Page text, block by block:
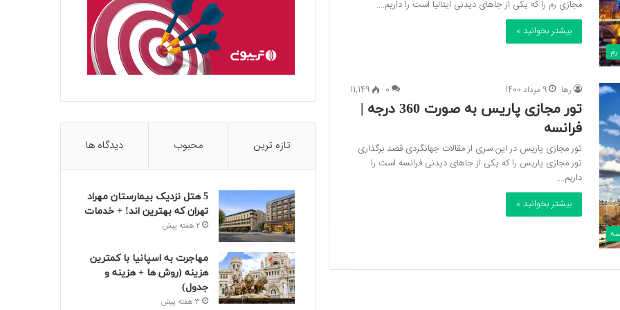
رم
مجازی رم را که یکی از جاهای دیدنی ایتالیا است را داریم.…
بیشتر بخوانید »
رها 9 مرداد 1400 0
11,149
تور مجازی پاریس به صورت 360 درجه |
فرانسه
تور مجازی پاریس در این سری از مقالات جهانگردی قصد برگذاری
تور مجازی پاریس را که یکی از جاهای دیدنی فرانسه است را
داریم.…
بیشتر بخوانید »
تازه ترین محبوب دیدگاه ها
5 هتل نزدیک بیمارستان مهراد
تهران که بهترین‌ اند! + خدمات
2 هفته پیش
مهاجرت به اسپانیا با کمترین
هزینه (روش ها + هزینه و
جدول)
3 هفته پیش